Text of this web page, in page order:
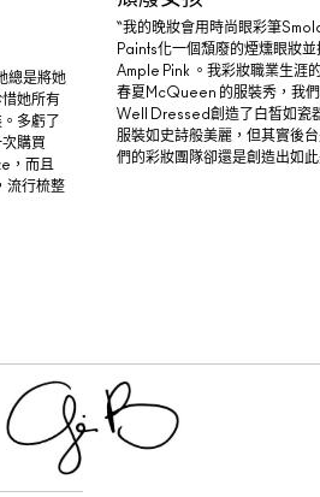
總是將她
她所有
多虧了
購買
，而且
流行梳整
“我的晚妝會用時尚眼彩筆
Paints化一個頹廢的煙燻眼妝
Ample Pink 。我彩妝職業生涯
春夏McQueen 的服裝秀，我們
Well Dressed創造了白皙如瓷
服裝如史詩般美麗，但其實後
們的彩妝團隊卻還是創造出如